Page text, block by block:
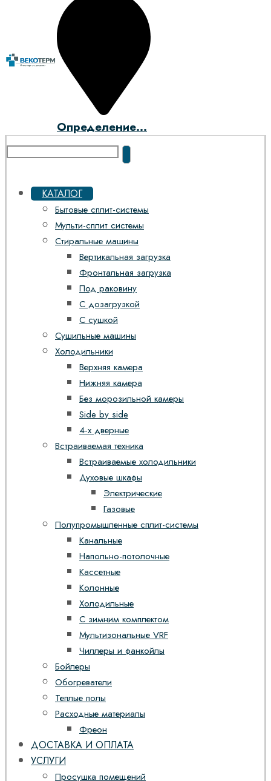
Определение...
КАТАЛОГ
Бытовые сплит-системы
Мульти-сплит системы
Стиральные машины
Вертикальная загрузка
Фронтальная загрузка
Под раковину
С дозагрузкой
С сушкой
Сушильные машины
Холодильники
Верхняя камера
Нижняя камера
Без морозильной камеры
Side by side
4-х дверные
Встраиваемая техника
Встраиваемые холодильники
Духовые шкафы
Электрические
Газовые
Полупромышленные сплит-системы
Канальные
Напольно-потолочные
Кассетные
Колонные
Холодильные
С зимним комплектом
Мультизональные VRF
Чиллеры и фанкойлы
Бойлеры
Обогреватели
Теплые полы
Расходные материалы
Фреон
ДОСТАВКА И ОПЛАТА
УСЛУГИ
Просушка помещений